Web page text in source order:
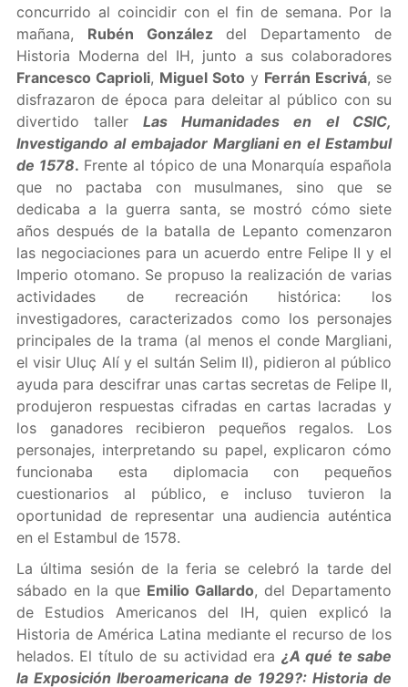
concurrido al coincidir con el fin de semana. Por la
mañana, Rubén González del Departamento de
Historia Moderna del IH, junto a sus colaboradores
Francesco Caprioli, Miguel Soto y Ferrán Escrivá, se
disfrazaron de época para deleitar al público con su
divertido taller
Las Humanidades en el CSIC,
Investigando al embajador Margliani en el Estambul
de 1578. Frente al tópico de una Monarquía española
que no pactaba con musulmanes, sino que se
dedicaba a la guerra santa, se mostró cómo siete
años después de la batalla de Lepanto comenzaron
las negociaciones para un acuerdo entre Felipe II y el
Imperio otomano. Se propuso la realización de varias
actividades de recreación histórica: los
investigadores, caracterizados como los personajes
principales de la trama (al menos el conde Margliani,
el visir Uluç Alí y el sultán Selim II), pidieron al público
ayuda para descifrar unas cartas secretas de Felipe II,
produjeron respuestas cifradas en cartas lacradas y
los ganadores recibieron pequeños regalos. Los
personajes, interpretando su papel, explicaron cómo
funcionaba esta diplomacia con pequeños
cuestionarios al público, e incluso tuvieron la
oportunidad de representar una audiencia auténtica
en el Estambul de 1578.
La última sesión de la feria se celebró la tarde del
sábado en la que Emilio Gallardo, del Departamento
de Estudios Americanos del IH, quien explicó la
Historia de América Latina mediante el recurso de los
helados. El título de su actividad era ¿A qué te sabe
la Exposición Iberoamericana de 1929?: Historia de